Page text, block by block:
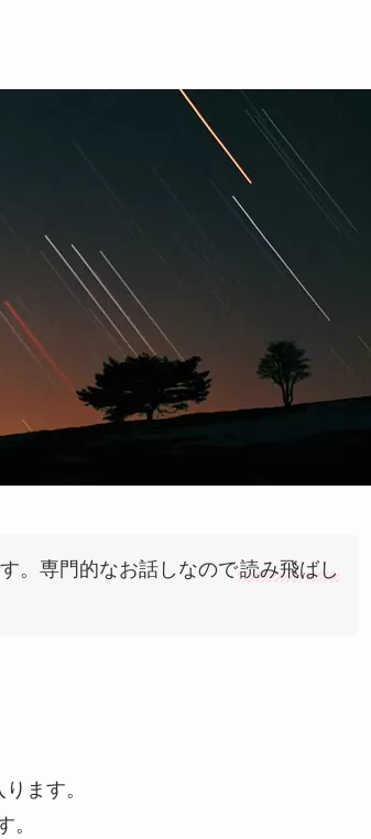
。専門的なお話しなので読み飛ばし
ます。
。